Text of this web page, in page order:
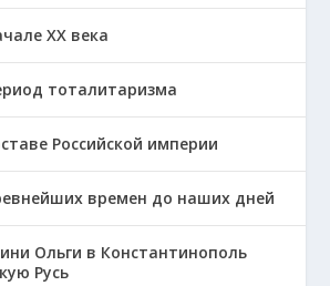
ХХ века
тоталитаризма
Российской империи
времен до наших дней
Ольги в Константинополь
Русь